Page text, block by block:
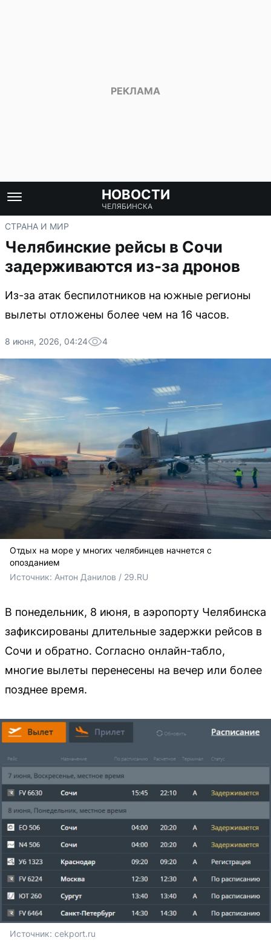
НОВОСТИ
ЧЕЛЯБИНСКА
СТРАНА И МИР
Челябинские рейсы в Сочи
задерживаются из-за дронов
Из-за атак беспилотников на южные регионы
вылеты отложены более чем на 16 часов.
8 июня, 2026, 04:24 4
Отдых на море у многих челябинцев начнется с
опозданием
Источник: Антон Данилов / 29.RU
В понедельник, 8 июня, в аэропорту Челябинска
зафиксированы длительные задержки рейсов в
Сочи и обратно. Согласно онлайн-табло,
многие вылеты перенесены на вечер или более
позднее время.
Источник: cekport.ru